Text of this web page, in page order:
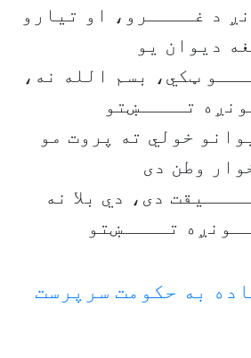
د غــــرو، او تیارو
دیوان یو
ټکي، بسم الله نه،
تــــښتو
خولي ته پروت مو
وطن دی
دی، دي بلا نه
تــــښتو
به حکومت سرپرست